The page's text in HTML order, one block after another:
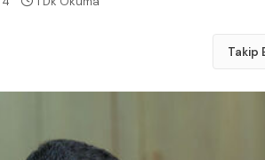
Takip